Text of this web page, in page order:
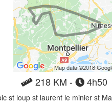
218 KM - 4h50